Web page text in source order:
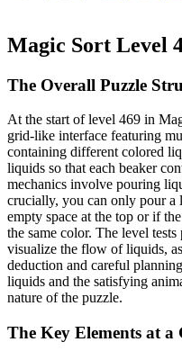
Magic Sort Level
The Overall Puzzle
At the start of level 469 in
grid-like interface featuring
containing different colored
liquids so that each beaker
mechanics involve pouring
crucially, you can only pour a
empty space at the top or if
the same color. The level
visualize the flow of liquids,
deduction and careful
liquids and the satisfying
nature of the puzzle.
The Key Elements at a